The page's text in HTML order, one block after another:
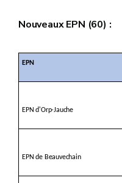
Nouveaux EPN (60) :
EPN
EPN d'Orp-Jauche
EPN de Beauvechain